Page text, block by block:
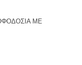
ΜΕ